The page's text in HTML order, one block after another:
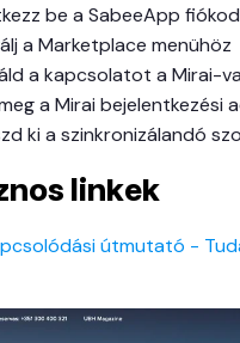
be a SabeeApp
a Marketplace menühöz
a kapcsolatot a Mirai-
a Mirai bejelentkezési
ki a szinkronizálandó
linkek
útmutató -